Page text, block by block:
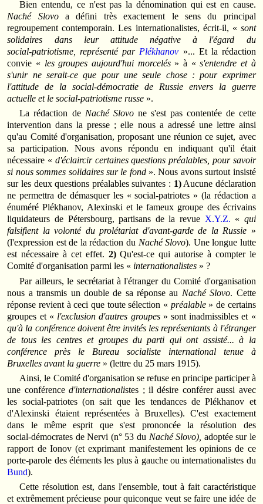
Bien entendu, ce n'est pas la dénomination qui est en cause.
Naché Slovoa défini très exactement le sens du principal
regroupement contemporain. Les internationalistes, écrit-il, « sont
solidaires dans leur attitude négative à l'égard du
social‑patriotisme, représenté par Plékhanov »... Et la rédaction
convie « les groupes aujourd'hui morcelés» à «s'entendre et à
s'unir ne serait‑ce que pour une seule chose : pour exprimer
l'attitude de la social‑démocratie de Russie envers la guerre
actuelle et le social‑patriotisme russe ».
La rédaction de Naché Slovone s'est pas contentée de cette
intervention dans la presse ; elle nous a adressé une lettre ainsi
qu'au Comité d'organisation, proposant une réunion ce sujet, avec
sa participation. Nous avons répondu en indiquant qu'il était
nécessaire « d'éclaircir certaines questions préalables, pour savoir
si nous sommes solidaires sur le fond». Nous avons surtout insisté
sur les deux questions préalables suivantes : 1)Aucune déclaration
ne permettra de démasquer les « social‑patriotes » (la rédaction a
énuméré Plékhanov, Alexinski et le fameux groupe des écrivains
liquidateurs de Pétersbourg, partisans de la revue X.Y.Z. « qui
falsifient la volonté du prolétariat d'avant-garde de la Russie »
(l'expression est de la rédaction du Naché Slovo). Une longue lutte
est nécessaire à cet effet. 2)Qu'est‑ce qui autorise à compter le
Comité d'organisation parmi les « internationalistes » ?
Par ailleurs, le secrétariat à l'étranger du Comité d'organisation
nous a transmis un double de sa réponse au Naché Slovo. Cette
réponse revient à ceci que toute sélection « préalable» de certains
groupes et « l'exclusion d'autres groupes» sont inadmissibles et «
qu'à la conférence doivent être invités les représentants à l'étranger
de tous les centres et groupes du parti qui ont assisté... à la
conférence près le Bureau socialiste international tenue à
Bruxelles avant la guerre » (lettre du 25 mars 1915).
Ainsi, le Comité d'organisation se refuse en principe participer à
une conférenced'internationalistes ; il désire conférer aussi avec
les social‑patriotes (on sait que les tendances de Plékhanov et
d'Alexinski étaient représentées à Bruxelles). C'est exactement
dans le même esprit que s'est prononcée la résolution des
social‑démocrates de Nervi (n° 53 du Naché Slovo), adoptée sur le
rapport de Ionov (et exprimant manifestement les opinions de ce
porte‑parole des éléments les plus à gauche ou internationalistes du
Bund).
Cette résolution est, dans l'ensemble, tout à fait caractéristique
et extrêmement précieuse pour quiconque veut se faire une idée de